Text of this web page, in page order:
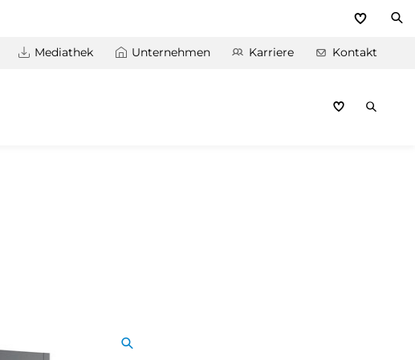
Mediathek Unternehmen Karriere Kontakt